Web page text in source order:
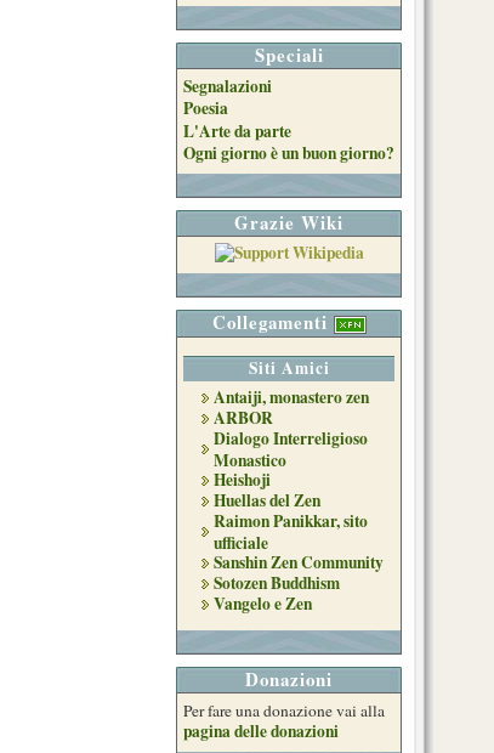
Speciali
Segnalazioni
Poesia
L'Arte da parte
Ogni giorno è un buon giorno?
Grazie Wiki
Collegamenti
Siti Amici
Antaiji, monastero zen
ARBOR
Dialogo Interreligioso
Monastico
Heishoji
Huellas del Zen
Raimon Panikkar, sito
ufficiale
Sanshin Zen Community
Sotozen Buddhism
Vangelo e Zen
Donazioni
Per fare una donazione vai alla
pagina delle donazioni